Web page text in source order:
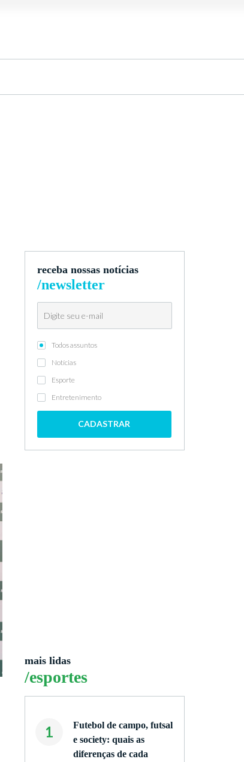
receba nossas notícias
/newsletter
Todos assuntos
Notícias
Esporte
Entretenimento
CADASTRAR
mais lidas
/esportes
1
Futebol de campo, futsal
e society: quais as
diferenças de cada